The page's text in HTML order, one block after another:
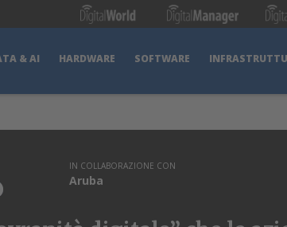
& AI HARDWARE SOFTWARE
IN COLLABORAZIONE CON
Aruba